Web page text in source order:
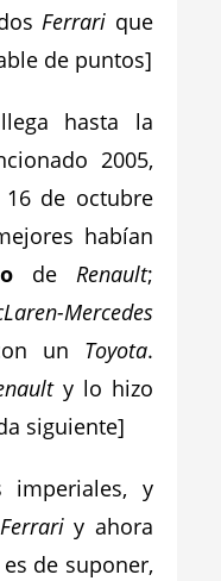
Ferrari que
de puntos]
hasta la
2005,
de octubre
habían
de Renault;
Mercedes
un Toyota.
y lo hizo
siguiente]
imperiales, y
Ferrariy ahora
de suponer,